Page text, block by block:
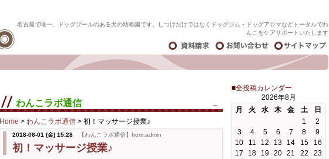
名古屋で唯一、ドッグプールのある犬の幼稚園です。しつけだけではなくドッグジム・ドッグアロマなどトータルでわ
んこをケアサポートいたします
わんこラボ通信 --
Home > わんこラボ通信 > 初！マッサージ授業♪
2018-06-01 (金) 15:28 【わんこラボ通信】from:admin
初！マッサージ授業♪
■全投稿カレンダー
2026年8月
月
火 水 木 金 土 日
1
2
3
4 5 6 7 8
9
10
11 12 13 14 15
16
17
18 19 20 21 22
23